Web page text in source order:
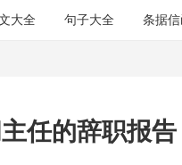
大全 句子大全 条据信
任的辞职报告